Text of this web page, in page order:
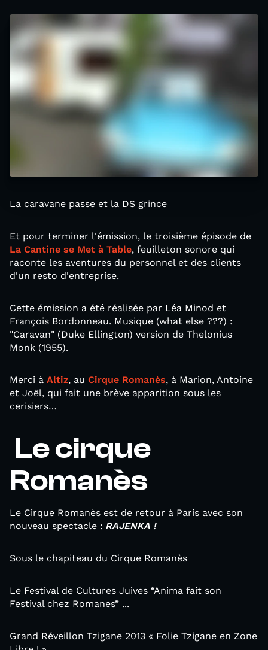
La caravane passe et la DS grince
Et pour terminer l'émission, le troisième épisode de
La Cantine se Met à Table, feuilleton sonore qui
raconte les aventures du personnel et des clients
d'un resto d'entreprise.
Cette émission a été réalisée par Léa Minod et
François Bordonneau. Musique (what else ???) :
"Caravan" (Duke Ellington) version de Thelonius
Monk (1955).
Merci à Altiz, au Cirque Romanès, à Marion, Antoine
et Joël, qui fait une brève apparition sous les
cerisiers…
Le cirque
Romanès
Le Cirque Romanès est de retour à Paris avec son
nouveau spectacle : RAJENKA !
Sous le chapiteau du Cirque Romanès
Le Festival de Cultures Juives “Anima fait son
Festival chez Romanes” ...
Grand Réveillon Tzigane 2013 « Folie Tzigane en Zone